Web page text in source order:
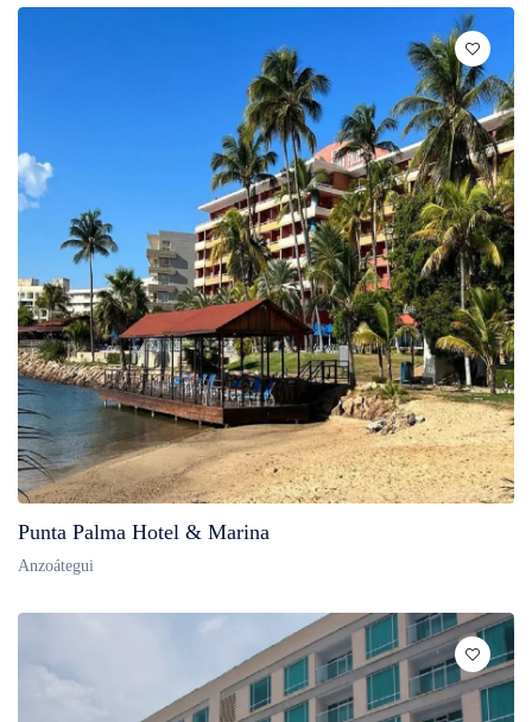
Punta Palma Hotel & Marina
Anzoátegui